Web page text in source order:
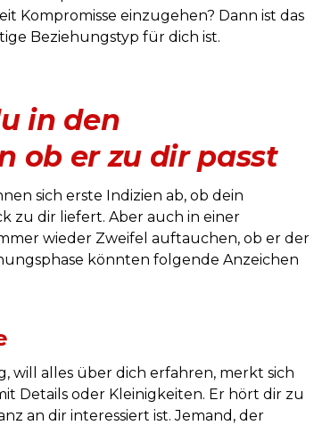
Kompromisse einzugehen? Dann ist das
Beziehungstyp für dich ist.
in den
ob er zu dir passt
sich erste Indizien ab, ob dein
zu dir liefert. Aber auch in einer
wieder Zweifel auftauchen, ob er der
könnten folgende Anzeichen
will alles über dich erfahren, merkt sich
Details oder Kleinigkeiten. Er hört dir zu
an dir interessiert ist. Jemand, der